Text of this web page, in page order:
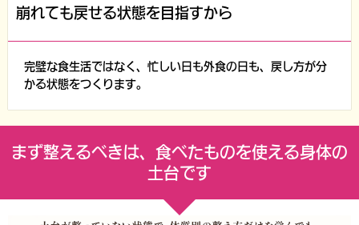
崩れても戻せる状態を目指すから
完璧な食生活ではなく、忙しい日も外食の日も、戻し方が分
かる状態をつくります。
まず整えるべきは、食べたものを使える身体の
土台です